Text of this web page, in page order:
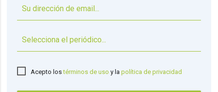
Acepto lostérminos de uso y lapolítica de privacidad